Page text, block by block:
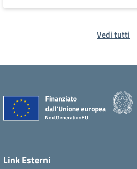
Vedi tutti
Link Esterni